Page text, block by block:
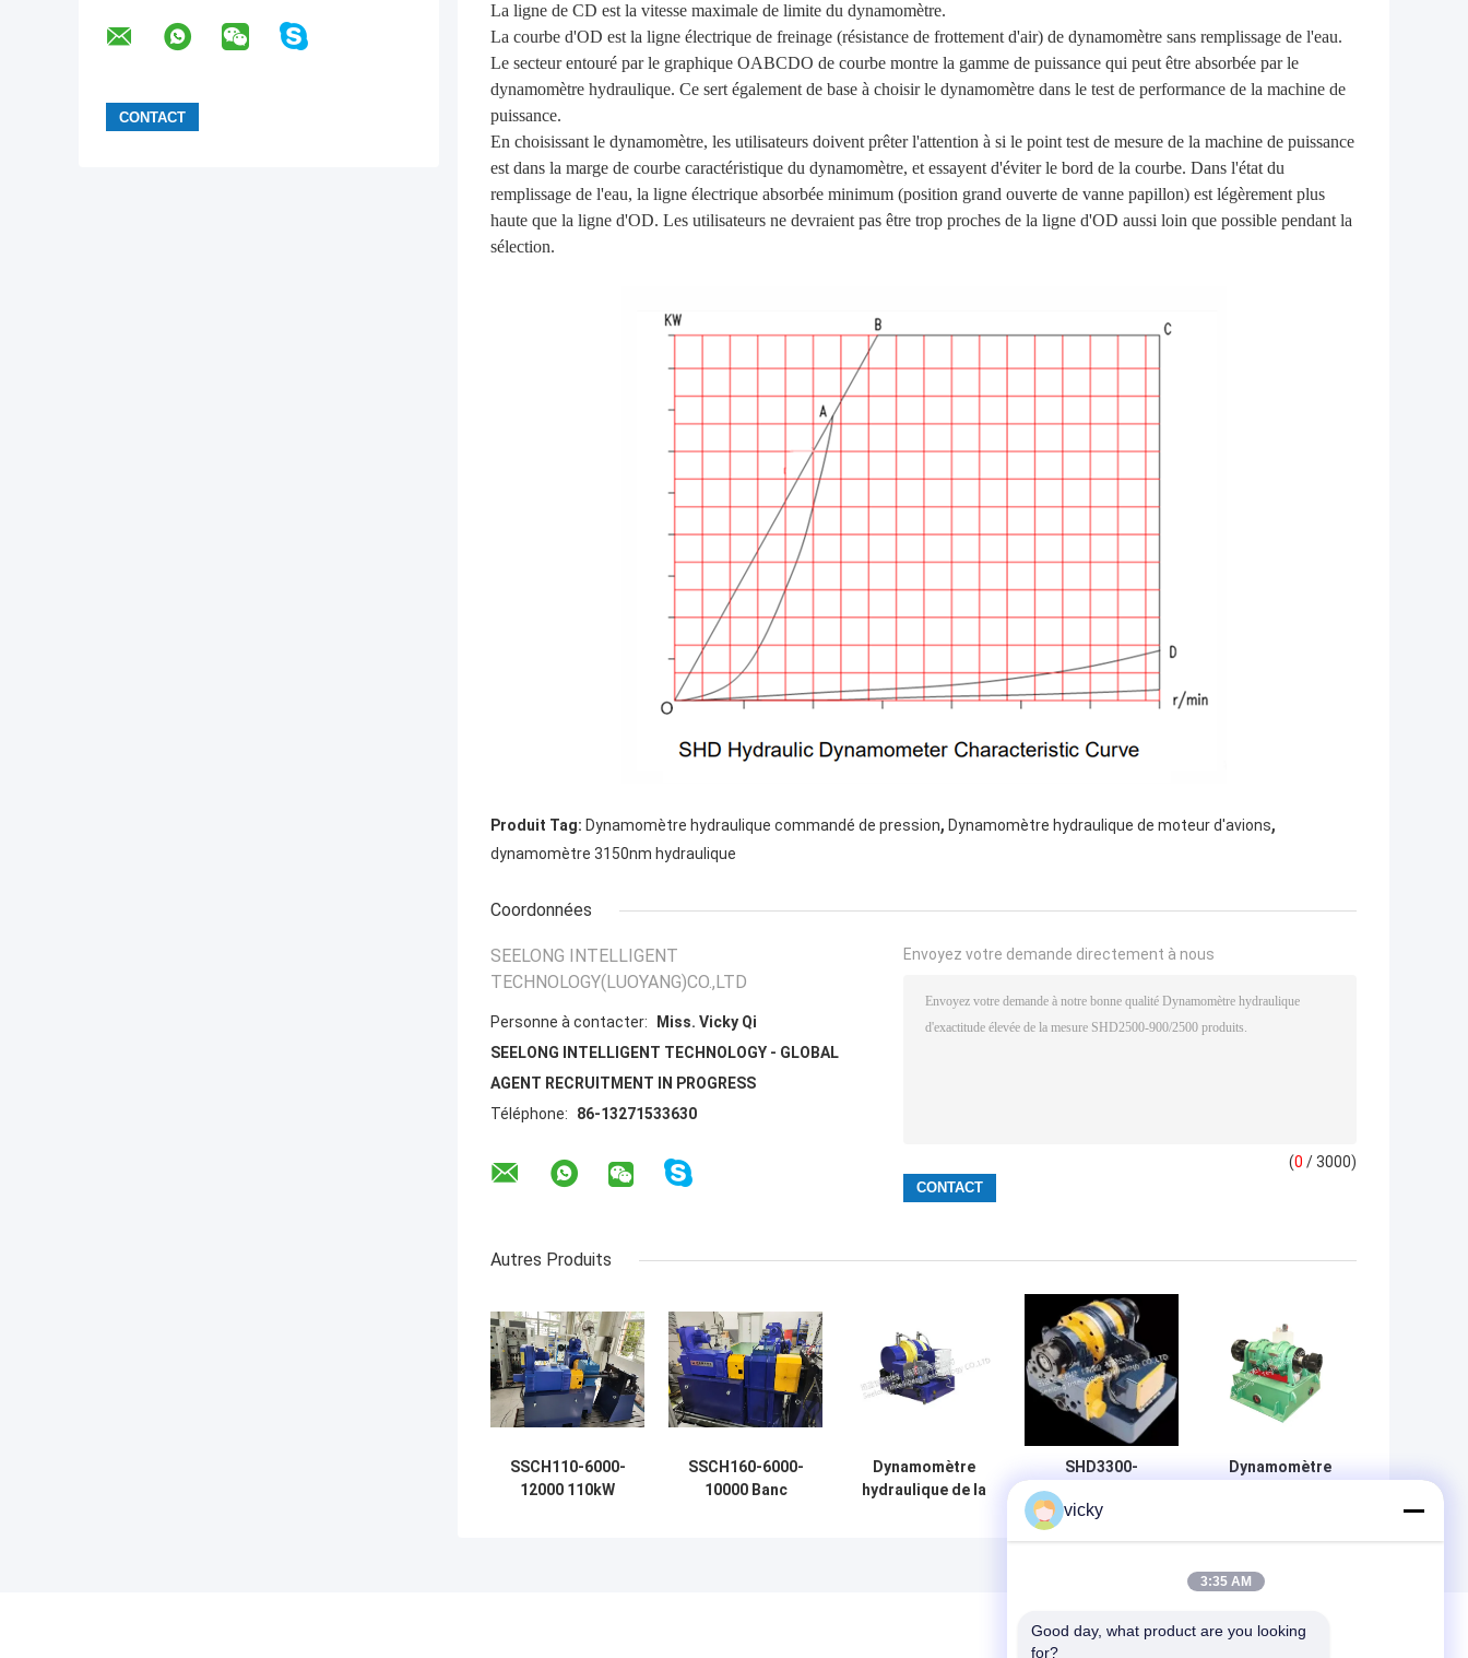
La ligne de CD est la vitesse maximale de limite du dynamomètre.
La courbe d'OD est la ligne électrique de freinage (résistance de frottement d'air) de dynamomètre sans remplissage de l'eau.
Le secteur entouré par le graphique OABCDO de courbe montre la gamme de puissance qui peut être absorbée par le
dynamomètre hydraulique. Ce sert également de base à choisir le dynamomètre dans le test de performance de la machine de
puissance.
En choisissant le dynamomètre, les utilisateurs doivent prêter l'attention à si le point test de mesure de la machine de puissance
est dans la marge de courbe caractéristique du dynamomètre, et essayent d'éviter le bord de la courbe. Dans l'état du
remplissage de l'eau, la ligne électrique absorbée minimum (position grand ouverte de vanne papillon) est légèrement plus
haute que la ligne d'OD. Les utilisateurs ne devraient pas être trop proches de la ligne d'OD aussi loin que possible pendant la
sélection.
Produit Tag: Dynamomètre hydraulique commandé de pression, Dynamomètre hydraulique de moteur d'avions,
dynamomètre 3150nm hydraulique
Coordonnées
SEELONG INTELLIGENT
TECHNOLOGY(LUOYANG)CO.,LTD
Personne à contacter:
Miss. Vicky Qi
SEELONG INTELLIGENT TECHNOLOGY - GLOBAL
AGENT RECRUITMENT IN PROGRESS
Téléphone:
86-13271533630
Envoyez votre demande directement à nous
(0 / 3000)
Autres Produits
SSCH110-6000-
12000 110kW
SSCH160-6000-
10000 Banc
Dynamomètre
hydraulique de la
SHD3300-
fonctionnement
et entretien facile
Dynamomètre
vicky
3:35 AM
Good day, what product are you looking
for?